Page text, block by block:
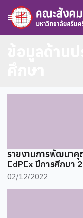
menu
รายงานการพัฒนา
EdPEx ปีการศึกษา
02/12/2022